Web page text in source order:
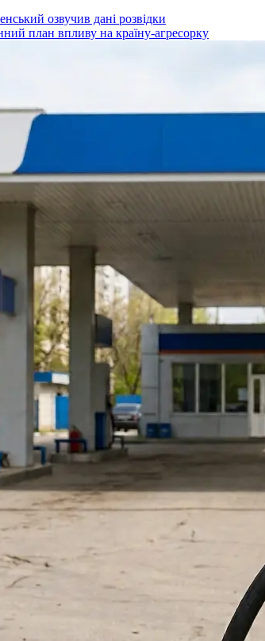
озвучив дані розвідки
план впливу на країну-агресорку